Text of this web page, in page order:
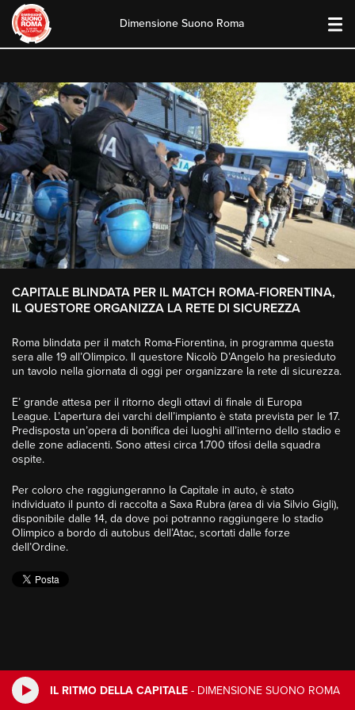
IL RITMO DELLA CAPITALE - DIMENSIONE SUONO ROMA
content
Dimensione Suono Roma
CAPITALE BLINDATA PER IL MATCH ROMA-FIORENTINA,
IL QUESTORE ORGANIZZA LA RETE DI SICUREZZA
Roma blindata per il match Roma-Fiorentina, in programma questa
sera alle 19 all’Olimpico. Il questore Nicolò D’Angelo ha presieduto
un tavolo nella giornata di oggi per organizzare la rete di sicurezza.
E’ grande attesa per il ritorno degli ottavi di finale di Europa
League. L’apertura dei varchi dell’impianto è stata prevista per le 17.
Predisposta un’opera di bonifica dei luoghi all’interno dello stadio e
delle zone adiacenti. Sono attesi circa 1.700 tifosi della squadra
ospite.
Per coloro che raggiungeranno la Capitale in auto, è stato
individuato il punto di raccolta a Saxa Rubra (area di via Silvio Gigli),
disponibile dalle 14, da dove poi potranno raggiungere lo stadio
Olimpico a bordo di autobus dell’Atac, scortati dalle forze
dell’Ordine.